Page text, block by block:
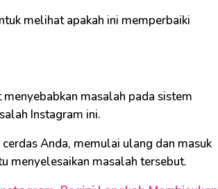
melihat apakah ini memperbaiki
masalah pada sistem
Instagram ini.
Anda, memulai ulang dan masuk
menyelesaikan masalah tersebut.